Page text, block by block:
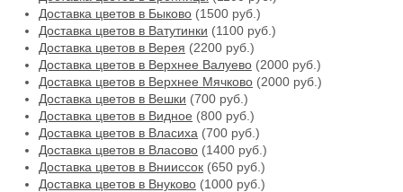
Доставка цветов в Быково (1500 руб.)
Доставка цветов в Ватутинки (1100 руб.)
Доставка цветов в Верея (2200 руб.)
Доставка цветов в Верхнее Валуево (2000 руб.)
Доставка цветов в Верхнее Мячково (2000 руб.)
Доставка цветов в Вешки (700 руб.)
Доставка цветов в Видное (800 руб.)
Доставка цветов в Власиха (700 руб.)
Доставка цветов в Власово (1400 руб.)
Доставка цветов в Внииссок (650 руб.)
Доставка цветов в Внуково (1000 руб.)